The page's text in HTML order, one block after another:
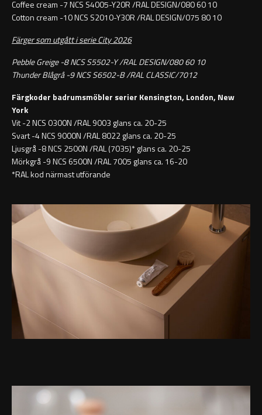
Coffee cream -7 NCS S4005-Y20R /RAL DESIGN/080 60 10
Cotton cream -10 NCS S2010-Y30R /RAL DESIGN/075 80 10
Färger som utgått i serie City 2026
Pebble Greige -8 NCS S5502-Y /RAL DESIGN/080 60 10
Thunder Blågrå -9 NCS S6502-B /RAL CLASSIC/7012
Färgkoder badrumsmöbler serier Kensington, London, New
York
Vit -2 NCS 0300N /RAL 9003 glans ca. 20-25
Svart -4 NCS 9000N /RAL 8022 glans ca. 20-25
Ljusgrå -8 NCS 2500N /RAL (7035)* glans ca. 20-25
Mörkgrå -9 NCS 6500N /RAL 7005 glans ca. 16-20
*RAL kod närmast utförande